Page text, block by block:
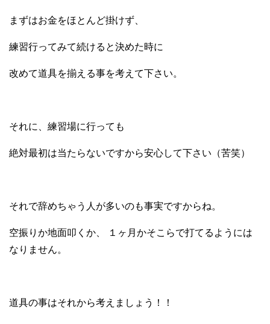
まずはお金をほとんど掛けず、
練習行ってみて続けると決めた時に
改めて道具を揃える事を考えて下さい。
それに、練習場に行っても
絶対最初は当たらないですから安心して下さい（苦笑）
それで辞めちゃう人が多いのも事実ですからね。
空振りか地面叩くか、 １ヶ月かそこらで打てるようには
なりません。
道具の事はそれから考えましょう！！